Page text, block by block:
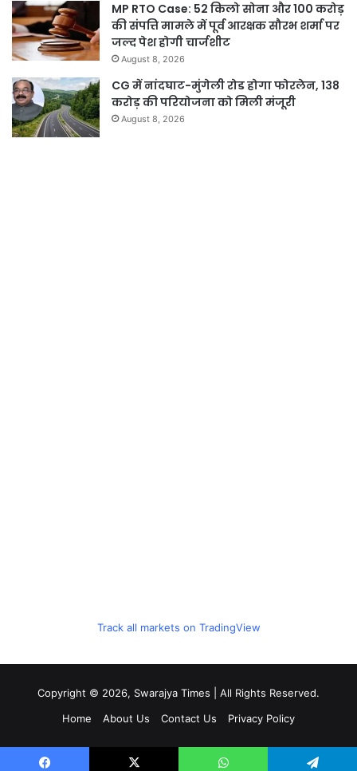
MP RTO Case: 52 किलो सोना और 100 करोड़
की संपत्ति मामले में पूर्व आरक्षक सौरभ शर्मा पर
जल्द पेश होगी चार्जशीट
August 8, 2026
CG में नांदघाट-मुंगेली रोड होगा फोरलेन, 138
करोड़ की परियोजना को मिली मंजूरी
August 8, 2026
Track all markets on TradingView
Copyright © 2026, Swarajya Times | All Rights Reserved.
Home
About Us Contact Us Privacy Policy